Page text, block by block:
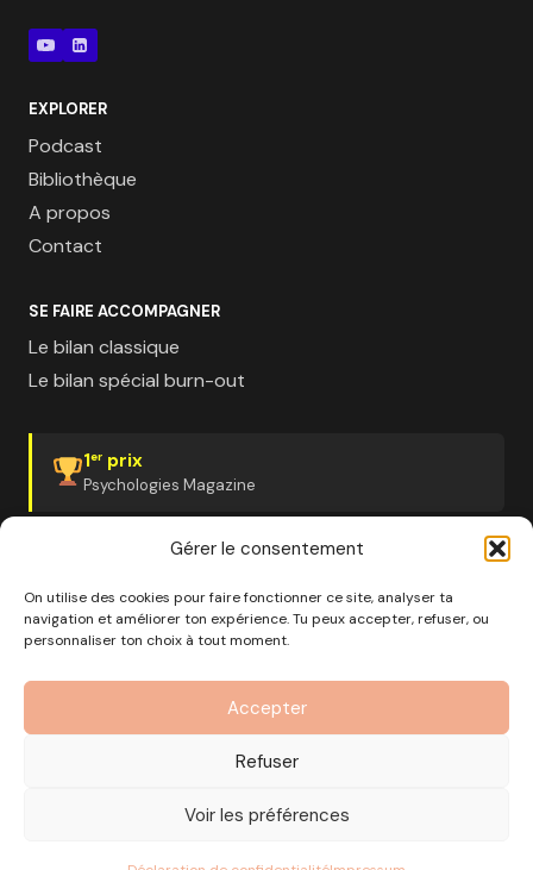
Gérer le consentement
On utilise des cookies pour faire fonctionner ce site, analyser ta
navigation et améliorer ton expérience. Tu peux accepter, refuser, ou
personnaliser ton choix à tout moment.
Accepter
Refuser
Voir les préférences
EXPLORER
Podcast
Bibliothèque
A propos
Contact
SE FAIRE ACCOMPAGNER
Le bilan classique
Le bilan spécial burn-out
1er prix
Psychologies Magazine
© 2026 Pourquoi pas moi · Société à mission · EURL au
890 976 699 00037
OF n°93 13 18812 13 — Enregistré auprès du préfet de la
région Provence-Alpes-Côte d'Azur
Gérer les cookies